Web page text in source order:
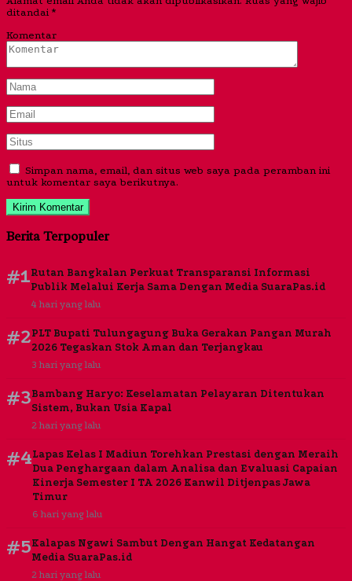
ditandai *
Komentar
Simpan nama, email, dan situs web saya pada peramban ini
untuk komentar saya berikutnya.
Berita Terpopuler
#1Rutan Bangkalan Perkuat Transparansi Informasi
Publik Melalui Kerja Sama Dengan Media SuaraPas.id
4 hari yang lalu
#2PLT Bupati Tulungagung Buka Gerakan Pangan Murah
2026 Tegaskan Stok Aman dan Terjangkau
3 hari yang lalu
#3Bambang Haryo: Keselamatan Pelayaran Ditentukan
Sistem, Bukan Usia Kapal
2 hari yang lalu
#4Lapas Kelas I Madiun Torehkan Prestasi dengan Meraih
Dua Penghargaan dalam Analisa dan Evaluasi Capaian
Kinerja Semester I TA 2026 Kanwil Ditjenpas Jawa
Timur
6 hari yang lalu
#5Kalapas Ngawi Sambut Dengan Hangat Kedatangan
Media SuaraPas.id
2 hari yang lalu